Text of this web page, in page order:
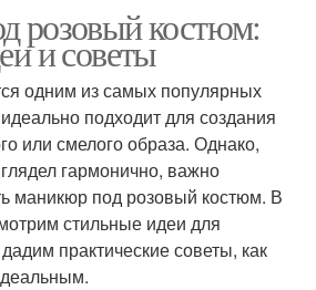
розовый костюм:
и советы
одним из самых популярных
подходит для создания
или смелого образа. Однако,
гармонично, важно
маникюр под розовый костюм. В
стильные идеи для
практические советы, как